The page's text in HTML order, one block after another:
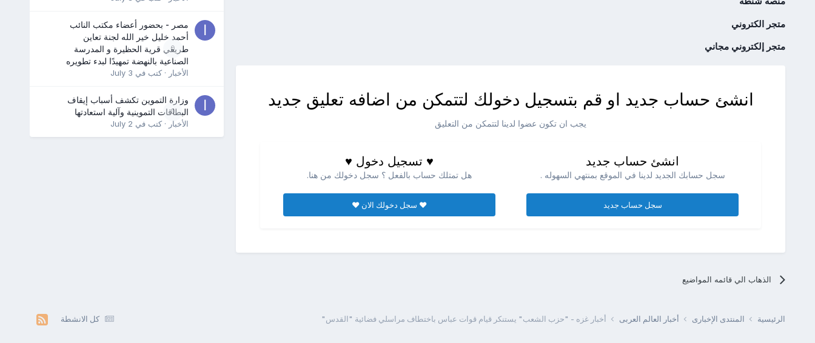
متجر الكتروني
متجر إلكتروني مجاني
انشئ حساب جديد او قم بتسجيل دخولك لتتمكن من اضافه تعليق جديد
يجب ان تكون عضوا لدينا لتتمكن من التعليق
انشئ حساب جديد
سجل حسابك الجديد لدينا في الموقع بمنتهي السهوله .
سجل حساب جديد
♥ تسجيل دخول ♥
هل تمتلك حساب بالفعل ؟ سجل دخولك من هنا.
♥ سجل دخولك الان ♥
الذهاب الي قائمه المواضيع
0
مصر - بحضور أعضاء مكتب النائب
أحمد خليل خير الله لجنة تعاين
طريقي قرية الحظيرة و المدرسة
الصناعية بالنهضة تمهيدًا لبدء تطويره
الأخبار · كتب في July 3
0
وزارة التموين تكشف أسباب إيقاف
البطاقات التموينية وآلية استعادتها
الأخبار · كتب في July 2
كل الانشطة الرئيسية المنتدى الإخبارى أخبار العالم العربى أخبار غزه - "حزب الشعب" يستنكر قيام قوات عباس باختطاف مراسلي فضائية "القدس"